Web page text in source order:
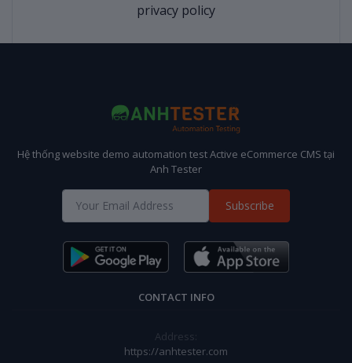
privacy policy
Hệ thống website demo automation test Active eCommerce CMS tại
Anh Tester
Subscribe
CONTACT INFO
Address:
https://anhtester.com